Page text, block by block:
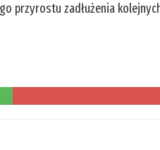
przyrostu zadłużenia